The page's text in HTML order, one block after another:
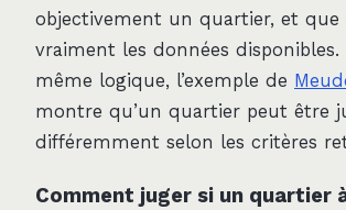
objectivement un quartier, et que
vraiment les données disponibles.
même logique, l’exemple de
montre qu’un quartier peut être
différemment selon les critères
Comment juger si un quartier